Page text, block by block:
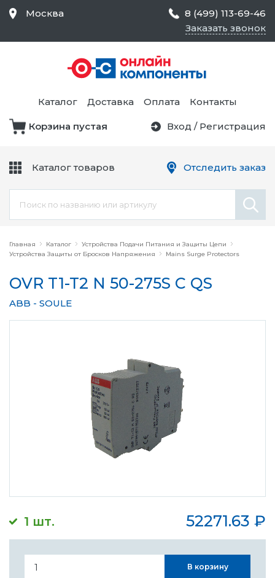
Главная Каталог
Устройства Подачи Питания и Защиты Цепи
Устройства Защиты от Бросков Напряжения
Mains Surge Protectors
OVR T1-T2 N 50-275S C QS
ABB - SOULE
1 шт. 52271.63 ₽
В корзину
Москва
8 (499) 113-69-46
Заказать звонок
Каталог Доставка Оплата Контакты
Корзина пустая Вход / Регистрация
Каталог товаров
Средства Контроля
Статического
Электричества и
Безопасности,
Товары для Чистых
Цепи
Оборудование
Отследить заказ